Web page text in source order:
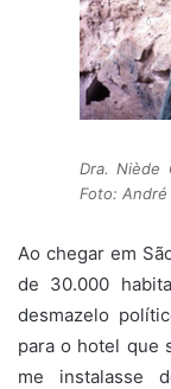
Dra. Niède
Foto: André
Ao chegar em
de 30.000
desmazelo
para o hotel que
me instalasse